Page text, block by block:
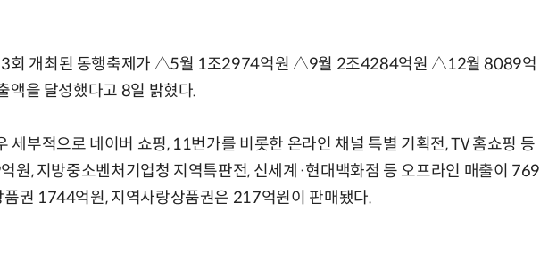
3회 개최된 동행축제가 △5월 1조2974억원 △9월 2조4284억원 △12월 8089억
액을 달성했다고 8일 밝혔다.
세부적으로 네이버 쇼핑, 11번가를 비롯한 온라인 채널 특별 기획전, TV 홈쇼핑 등
원, 지방중소벤처기업청 지역특판전, 신세계·현대백화점 등 오프라인 매출이 769
품권 1744억원, 지역사랑상품권은 217억원이 판매됐다.